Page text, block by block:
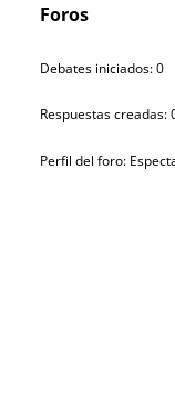
Foros
Debates iniciados: 0
Respuestas creadas:
Perfil del foro: